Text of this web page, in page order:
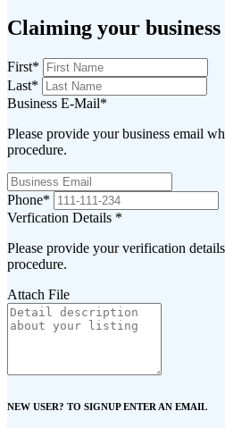
Claiming your
First*
Last*
Business E-Mail*
Please provide your business email
procedure.
Phone*
Verfication Details *
Please provide your verification
procedure.
Attach File
NEW USER? TO SIGNUP ENTER AN EMAIL